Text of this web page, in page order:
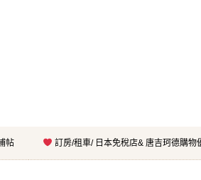
帖 訂房/租車/ 日本免稅店& 唐吉珂德購物